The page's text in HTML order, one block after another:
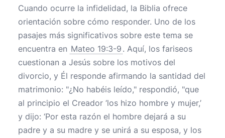
Cuando ocurre la infidelidad, la Biblia ofrece
orientación sobre cómo responder. Uno de los
pasajes más significativos sobre este tema se
encuentra en Mateo 19:3-9 . Aquí, los fariseos
cuestionan a Jesús sobre los motivos del
divorcio, y Él responde afirmando la santidad del
matrimonio: "¿No habéis leído," respondió, "que
al principio el Creador ‘los hizo hombre y mujer,’
y dijo: ‘Por esta razón el hombre dejará a su
padre y a su madre y se unirá a su esposa, y los